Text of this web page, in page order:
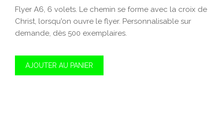
Flyer A6, 6 volets. Le chemin se forme avec la croix de
Christ, lorsqu'on ouvre le flyer. Personnalisable sur
demande, dès 500 exemplaires.
AJOUTER AU PANIER